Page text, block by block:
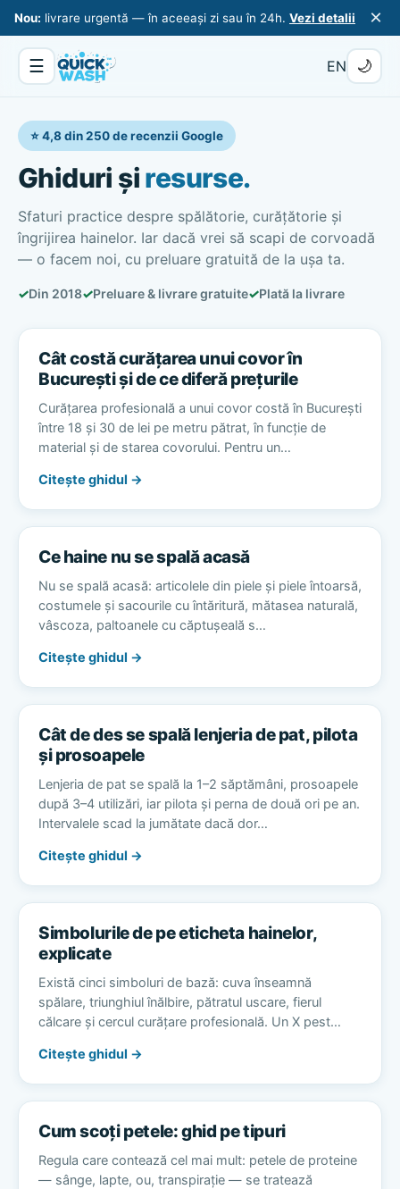
Nou: livrare urgentă — în aceeași zi sau în 24h. Vezi detalii ×
☰ EN 🌙
⭐ 4,8 din 250 de recenzii Google
Ghiduri șiresurse.
Sfaturi practice despre spălătorie, curățătorie și
îngrijirea hainelor. Iar dacă vrei să scapi de corvoadă
— o facem noi, cu preluare gratuită de la ușa ta.
✓Din 2018✓Preluare & livrare gratuite✓Plată la livrare
Cât costă curățarea unui covor în
București și de ce diferă prețurile
Curățarea profesională a unui covor costă în București
între 18 și 30 de lei pe metru pătrat, în funcție de
material și de starea covorului. Pentru un…
Citește ghidul →
Ce haine nu se spală acasă
Nu se spală acasă: articolele din piele și piele întoarsă,
costumele și sacourile cu întăritură, mătasea naturală,
vâscoza, paltoanele cu căptușeală s…
Citește ghidul →
Cât de des se spală lenjeria de pat, pilota
și prosoapele
Lenjeria de pat se spală la 1–2 săptămâni, prosoapele
după 3–4 utilizări, iar pilota și perna de două ori pe an.
Intervalele scad la jumătate dacă dor…
Citește ghidul →
Simbolurile de pe eticheta hainelor,
explicate
Există cinci simboluri de bază: cuva înseamnă
spălare, triunghiul înălbire, pătratul uscare, fierul
călcare și cercul curățare profesională. Un X pest…
Citește ghidul →
Cum scoți petele: ghid pe tipuri
Regula care contează cel mai mult: petele de proteine
— sânge, lapte, ou, transpirație — se tratează